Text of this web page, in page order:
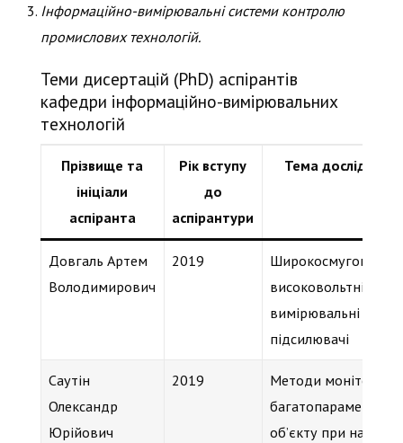
Інформаційно-вимірювальні системи контролю
промислових технологій.
Теми дисертацій (PhD) аспірантів
кафедри інформаційно-вимірювальних
технологій
Прізвище та
ініціали
аспіранта
Рік вступу
до
аспірантури
Тема
Довгаль Артем
Володимирович
2019
Широкосмугові
високовольтні
вимірювальні
підсилювачі
Саутін
Олександр
Юрійович
2019
Методи
об’єкту при